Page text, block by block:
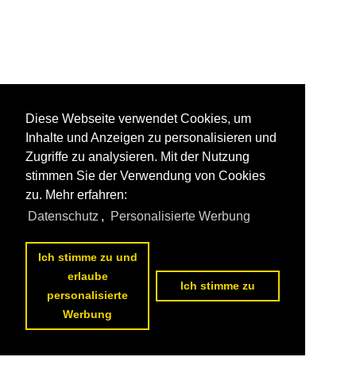
Diese Webseite verwendet Cookies, um
Inhalte und Anzeigen zu personalisieren und
Zugriffe zu analysieren. Mit der Nutzung
stimmen Sie der Verwendung von Cookies
zu. Mehr erfahren:
Datenschutz , Personalisierte Werbung
Ich stimme zu und
erlaube
personalisierte
Werbung
Ich stimme zu